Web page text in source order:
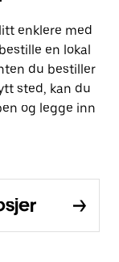
enklere med
en lokal
du bestiller
sted, kan du
og legge inn